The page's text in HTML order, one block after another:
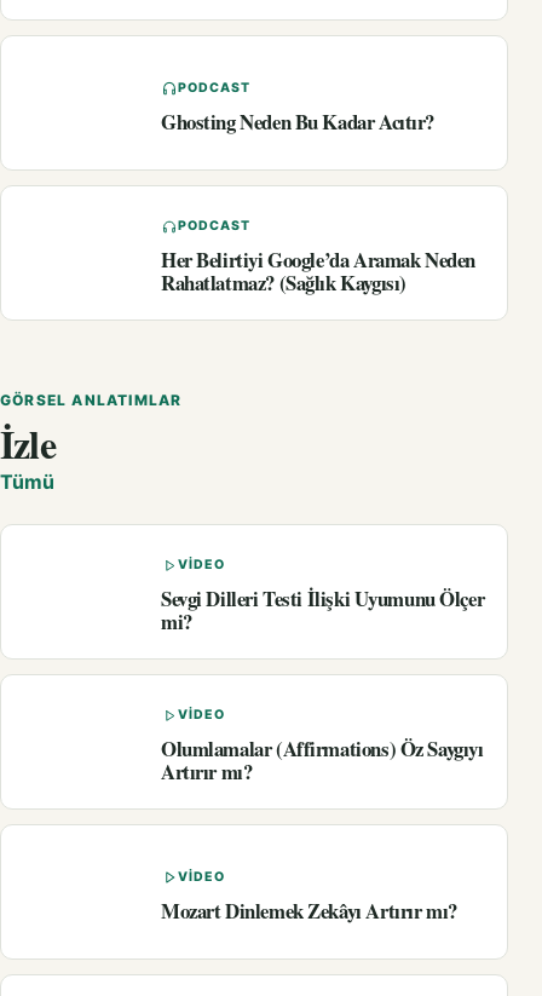
PODCAST
Ghosting Neden Bu Kadar Acıtır?
PODCAST
Her Belirtiyi Google’da Aramak Neden
Rahatlatmaz? (Sağlık Kaygısı)
GÖRSEL ANLATIMLAR
İzle
Tümü
VIDEO
Sevgi Dilleri Testi İlişki Uyumunu Ölçer
mi?
VIDEO
Olumlamalar (Affirmations) Öz Saygıyı
Artırır mı?
VIDEO
Mozart Dinlemek Zekâyı Artırır mı?